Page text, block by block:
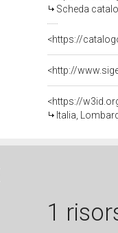
Scheda
<https://
<http://
<https://
Italia,
1